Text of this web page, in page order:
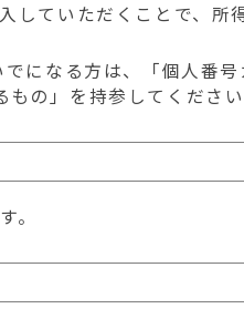
していただくことで、所
になる方は、「個人番号
の」を持参してください
。